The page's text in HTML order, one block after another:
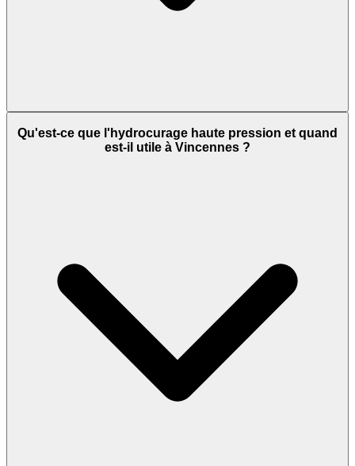
Qu'est-ce que l'hydrocurage haute pression et quand
est-il utile à Vincennes ?